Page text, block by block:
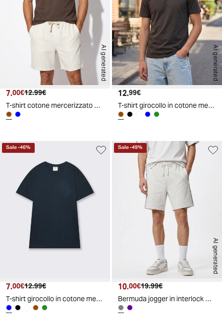
AI generated
Prezzo attuale
7.00€ Prezzo originale
12.99€
T-shirt cotone mercerizzato con contrasti - Moro
AI generated
Prezzo attuale
12.99€
T-shirt girocollo in cotone mercerizzato - Moro
Sale-46%
Prezzo attuale
7.00€ Prezzo originale
12.99€
T-shirt girocollo in cotone mercerizzato - Blu
AI generated
Sale-49%
Prezzo attuale
10.00€ Prezzo originale
19.99€
Bermuda jogger in interlock misto cotone - Grigio mel.